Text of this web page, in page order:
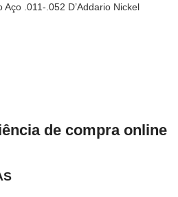
.011-.052 D’Addario Nickel
de compra online